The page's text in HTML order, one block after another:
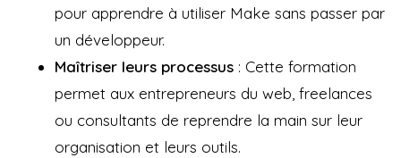
pour apprendre à utiliser Make sans passer par
un développeur.
Maîtriser leurs processus : Cette formation
permet aux entrepreneurs du web, freelances
ou consultants de reprendre la main sur leur
organisation et leurs outils.